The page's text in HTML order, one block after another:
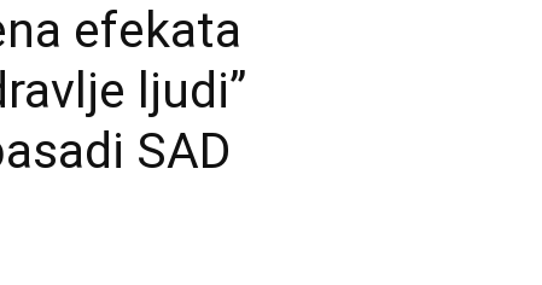
efekata
ljudi”
SAD